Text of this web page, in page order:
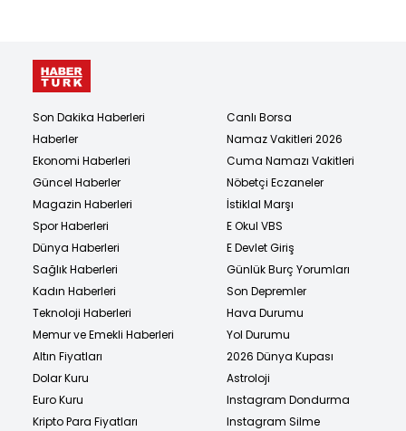
Son Dakika Haberleri
Haberler
Ekonomi Haberleri
Güncel Haberler
Magazin Haberleri
Spor Haberleri
Dünya Haberleri
Sağlık Haberleri
Kadın Haberleri
Teknoloji Haberleri
Memur ve Emekli Haberleri
Altın Fiyatları
Dolar Kuru
Euro Kuru
Kripto Para Fiyatları
Canlı Borsa
Namaz Vakitleri 2026
Cuma Namazı Vakitleri
Nöbetçi Eczaneler
İstiklal Marşı
E Okul VBS
E Devlet Giriş
Günlük Burç Yorumları
Son Depremler
Hava Durumu
Yol Durumu
2026 Dünya Kupası
Astroloji
Instagram Dondurma
Instagram Silme